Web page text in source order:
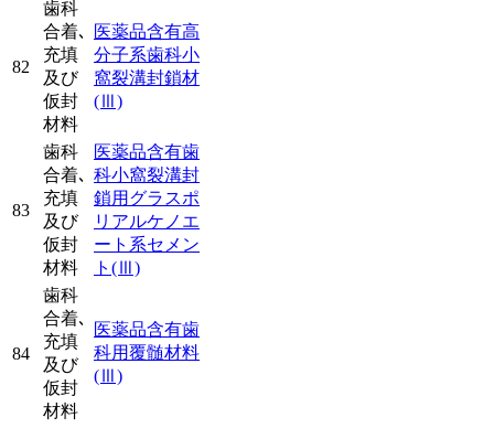
82
歯科
合着､
充填
及び
仮封
材料
医薬品含有高
分子系歯科小
窩裂溝封鎖材
(Ⅲ)
83
歯科
合着､
充填
及び
仮封
材料
医薬品含有歯
科小窩裂溝封
鎖用グラスポ
リアルケノエ
ート系セメン
ト (Ⅲ)
84
歯科
合着､
充填
及び
仮封
材料
医薬品含有歯
科用覆髄材料
(Ⅲ)